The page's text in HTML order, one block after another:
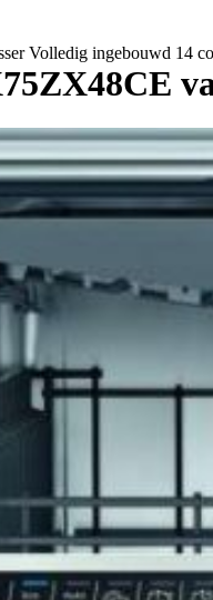
Volledig ingebouwd 14